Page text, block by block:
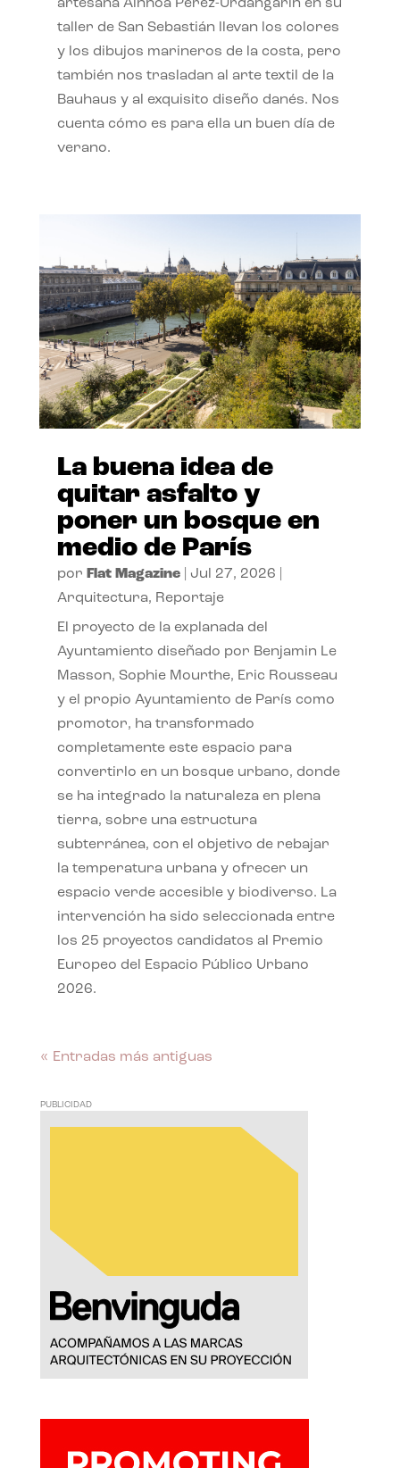
artesana Ainhoa Pérez-Urdangarín en su
taller de San Sebastián llevan los colores
y los dibujos marineros de la costa, pero
también nos trasladan al arte textil de la
Bauhaus y al exquisito diseño danés. Nos
cuenta cómo es para ella un buen día de
verano.
La buena idea de
quitar asfalto y
poner un bosque en
medio de París
por Flat Magazine| Jul 27, 2026
Arquitectura, Reportaje
El proyecto de la explanada del
Ayuntamiento diseñado por Benjamin Le
Masson, Sophie Mourthe, Eric Rousseau
y el propio Ayuntamiento de París como
promotor, ha transformado
completamente este espacio para
convertirlo en un bosque urbano, donde
se ha integrado la naturaleza en plena
tierra, sobre una estructura
subterránea, con el objetivo de rebajar
la temperatura urbana y ofrecer un
espacio verde accesible y biodiverso. La
intervención ha sido seleccionada entre
los 25 proyectos candidatos al Premio
Europeo del Espacio Público Urbano
2026.
« Entradas más antiguas
PUBLICIDAD